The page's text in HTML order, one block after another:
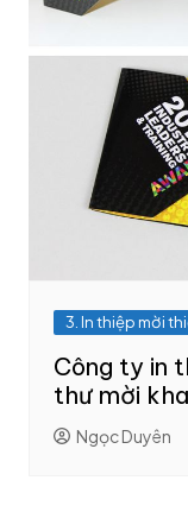
3. In thiệp mời
Công ty in
thư mời
Ngọc Duyên